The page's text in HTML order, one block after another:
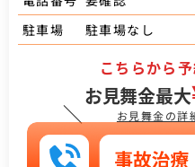
駐車場
駐車場なし
＼
こちらから
お見舞金最大
お見舞金の詳